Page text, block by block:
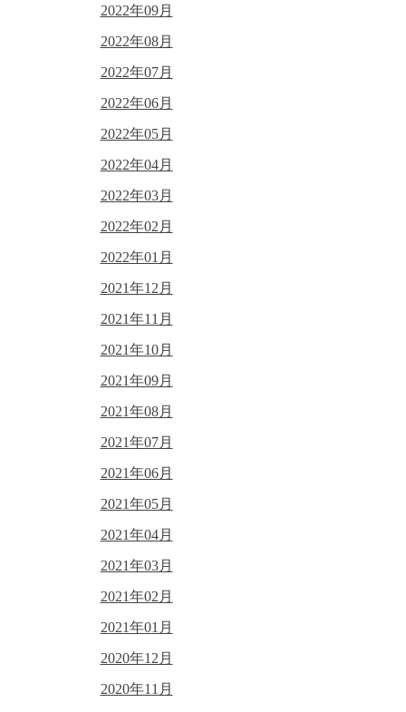
2022年09月
2022年08月
2022年07月
2022年06月
2022年05月
2022年04月
2022年03月
2022年02月
2022年01月
2021年12月
2021年11月
2021年10月
2021年09月
2021年08月
2021年07月
2021年06月
2021年05月
2021年04月
2021年03月
2021年02月
2021年01月
2020年12月
2020年11月